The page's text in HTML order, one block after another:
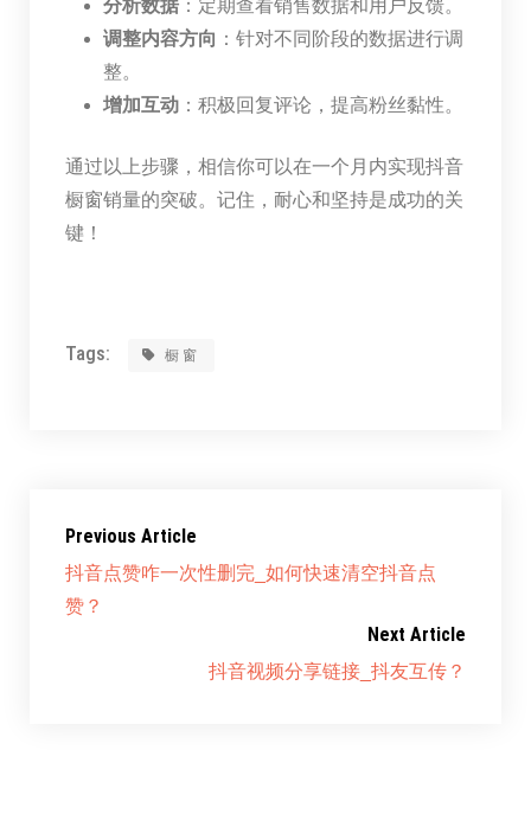
分析数据：定期查看销售数据和用户反馈。
调整内容方向 ：针对不同阶段的数据进行调
整。
增加互动：积极回复评论，提高粉丝黏性。
通过以上步骤，相信你可以在一个月内实现抖音
橱窗销量的突破。记住，耐心和坚持是成功的关
键！
Tags: 橱窗
Previous Article
抖音点赞咋一次性删完_如何快速清空抖音点
赞？
Next Article
抖音视频分享链接_抖友互传？